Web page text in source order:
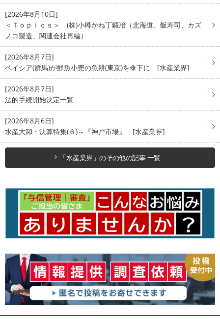
[2026年8月10日]
＜Ｔｏｐｉｃｓ＞ (株)小樽かね丁鍛冶（北海道、飯寿司、カズ
ノコ製造、関連会社再編）
[2026年8月7日]
ベイシア(群馬)が鮮魚小売の魚耕(東京)を傘下に [水産業界]
[2026年8月7日]
法的手続開始決定一覧
[2026年8月6日]
水産大卸・決算特集(６)～『神戸市場』 [水産業界]
「水産業界」のその他の記事 一覧